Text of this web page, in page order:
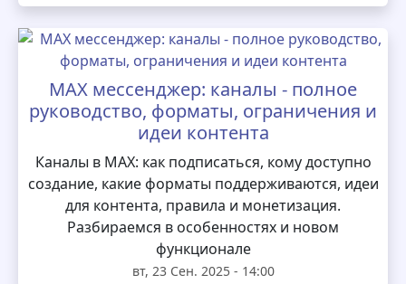
MAX мессенджер: каналы - полное
руководство, форматы, ограничения и
идеи контента
Каналы в MAX: как подписаться, кому доступно
создание, какие форматы поддерживаются, идеи
для контента, правила и монетизация.
Разбираемся в особенностях и новом
функционале
вт, 23 Сен. 2025 - 14:00